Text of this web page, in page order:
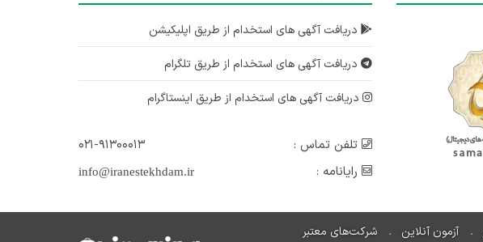
۳ سال پیش
استخدام بازاریاب تلفنی
گیلان
دریافت آگهی های استخدام از طریق اپلیکیشن
دریافت آگهی های استخدام از طریق تلگرام
دریافت آگهی های استخدام از طریق اینستاگرام
تلفن تماس :
۰۲۱-۹۱۳۰۰۰۱۳
رایانامه :
info@iranestekhdam.ir
آزمون آنلاین شرکت‌های معتبر